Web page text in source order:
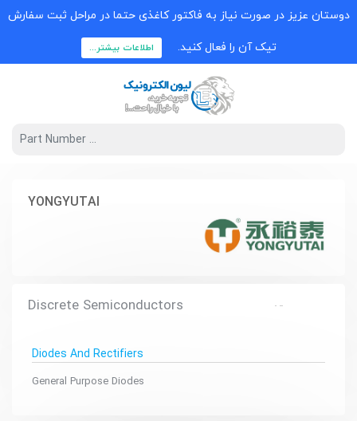
دوستان عزیز در صورت نیاز به فاکتور کاغذی حتما در مراحل ثبت سفارش
تیک آن را فعال کنید. اطلاعات بیشتر...
YONGYUTAI
Discrete Semiconductors
Diodes And Rectifiers
General Purpose Diodes